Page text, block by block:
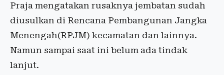
Praja mengatakan rusaknya jembatan sudah
diusulkan di Rencana Pembangunan Jangka
Menengah(RPJM) kecamatan dan lainnya.
Namun sampai saat ini belum ada tindak
lanjut.